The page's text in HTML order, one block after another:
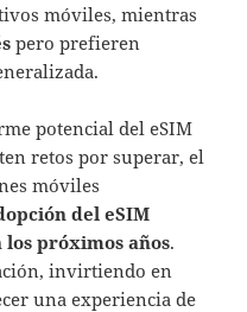
móviles, mientras
pero prefieren
potencial del eSIM
retos por superar, el
móviles
del eSIM
próximos años.
invirtiendo en
una experiencia de